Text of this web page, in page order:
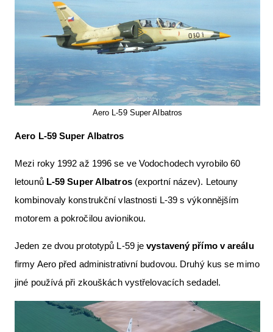
Aero L-59 Super Albatros
Aero L-59 Super Albatros
Mezi roky 1992 až 1996 se ve Vodochodech vyrobilo 60
letounů L-59 Super Albatros(exportní název). Letouny
kombinovaly konstrukční vlastnosti L-39 s výkonnějším
motorem a pokročilou avionikou.
Jeden ze dvou prototypů L-59 jevystavený přímo v areálu
firmy Aero před administrativní budovou. Druhý kus se mimo
jiné používá při zkouškách vystřelovacích sedadel.